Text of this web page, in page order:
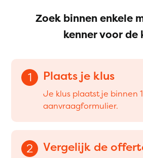
Zoek binnen enkele
kenner voor de
1 Plaats je klus
Je klus plaatst je binnen
aanvraagformulier.
2 Vergelijk de